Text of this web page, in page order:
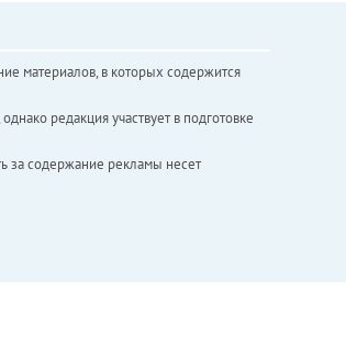
материалов, в которых содержится
редакция участвует в подготовке
за содержание рекламы несет